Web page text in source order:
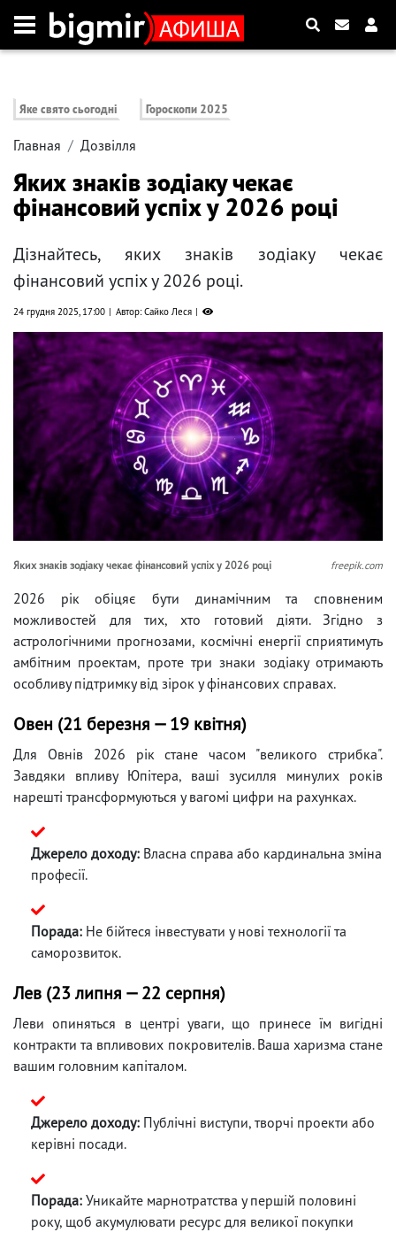
Яке свято сьогодні Гороскопи 2025
Главная Дозвілля
Яких знаків зодіаку чекає
фінансовий успіх у 2026 році
Дізнайтесь, яких знаків зодіаку чекає
фінансовий успіх у 2026 році.
24 грудня 2025, 17:00 Автор: Сайко Леся
Яких знаків зодіаку чекає фінансовий успіх у 2026 році freepik.com
2026 рік обіцяє бути динамічним та сповненим
можливостей для тих, хто готовий діяти. Згідно з
астрологічними прогнозами, космічні енергії сприятимуть
амбітним проектам, проте три знаки зодіаку отримають
особливу підтримку від зірок у фінансових справах.
Овен (21 березня — 19 квітня)
Для Овнів 2026 рік стане часом "великого стрибка".
Завдяки впливу Юпітера, ваші зусилля минулих років
нарешті трансформуються у вагомі цифри на рахунках.
Джерело доходу: Власна справа або кардинальна зміна
професії.
Порада: Не бійтеся інвестувати у нові технології та
саморозвиток.
Лев (23 липня — 22 серпня)
Леви опиняться в центрі уваги, що принесе їм вигідні
контракти та впливових покровителів. Ваша харизма стане
вашим головним капіталом.
Джерело доходу: Публічні виступи, творчі проекти або
керівні посади.
Порада: Уникайте марнотратства у першій половині
року, щоб акумулювати ресурс для великої покупки